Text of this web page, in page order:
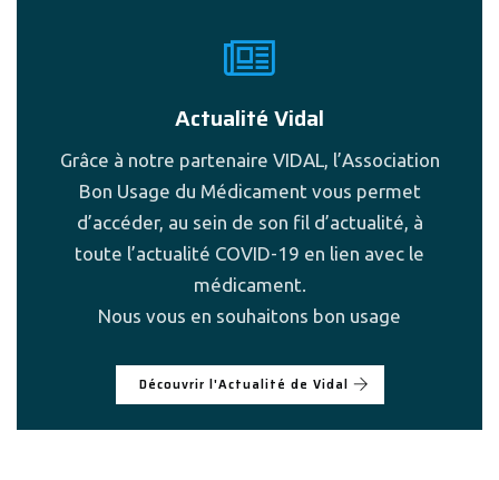
Actualité Vidal
Grâce à notre partenaire VIDAL, l’Association
Bon Usage du Médicament vous permet
d’accéder, au sein de son fil d’actualité, à
toute l’actualité COVID-19 en lien avec le
médicament.
Nous vous en souhaitons bon usage
Découvrir l'Actualité de Vidal